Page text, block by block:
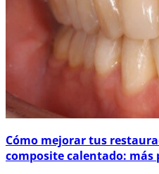
Cómo mejorar tus
composite calentado: más